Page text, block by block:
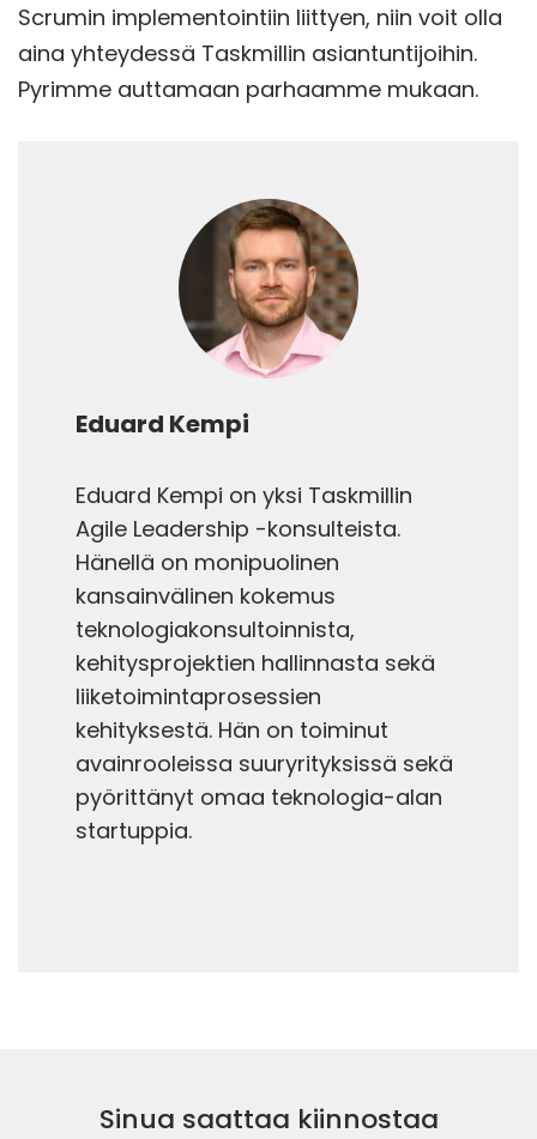
Scrumin implementointiin liittyen, niin voit olla
aina yhteydessä Taskmillin asiantuntijoihin.
Pyrimme auttamaan parhaamme mukaan.
Eduard Kempi
Eduard Kempi on yksi Taskmillin
Agile Leadership -konsulteista.
Hänellä on monipuolinen
kansainvälinen kokemus
teknologiakonsultoinnista,
kehitysprojektien hallinnasta sekä
liiketoimintaprosessien
kehityksestä. Hän on toiminut
avainrooleissa suuryrityksissä sekä
pyörittänyt omaa teknologia-alan
startuppia.
Sinua saattaa kiinnostaa